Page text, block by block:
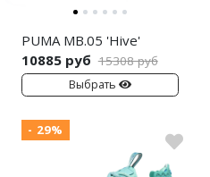
PUMA MB.05 'Hive'
10885 руб 15308 руб
Выбрать
- 29%